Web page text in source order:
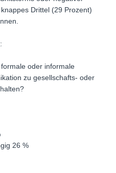
Drittel (29 Prozent)
oder informale
zu gesellschafts- oder
26 %